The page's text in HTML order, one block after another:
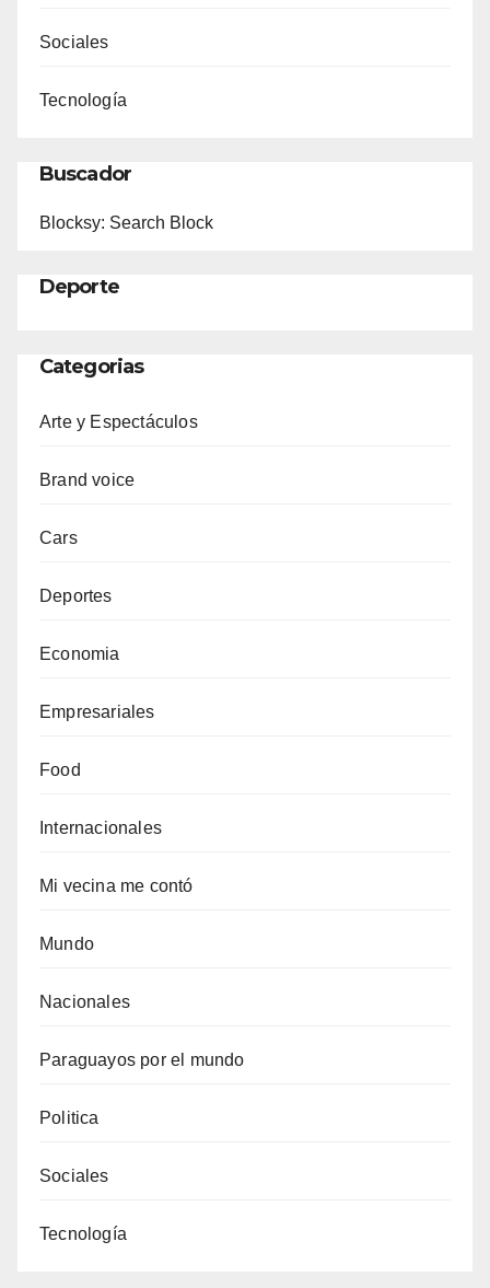
Sociales
Tecnología
Buscador
Blocksy: Search Block
Deporte
Categorias
Arte y Espectáculos
Brand voice
Cars
Deportes
Economia
Empresariales
Food
Internacionales
Mi vecina me contó
Mundo
Nacionales
Paraguayos por el mundo
Politica
Sociales
Tecnología